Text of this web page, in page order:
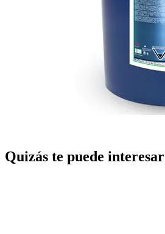
Quizás te puede interesar